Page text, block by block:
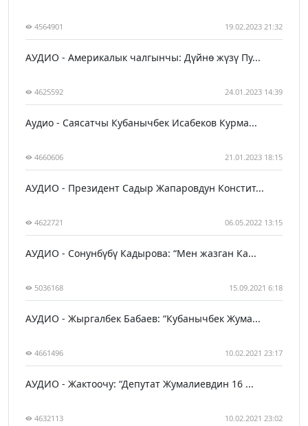
4564901 19.02.2023 21:32
АУДИО - Америкалык чалгынчы: Дүйнө жүзү Пу...
4625592 24.01.2023 14:39
Аудио - Саясатчы Кубанычбек Исабеков Курма...
4660606 21.01.2023 18:15
АУДИО - Президент Садыр Жапаровдун Констит...
4622721 06.05.2022 13:15
АУДИО - Сонунбүбү Кадырова: “Мен жазган Ка...
5036168 15.09.2021 6:18
АУДИО - Жыргалбек Бабаев: “Кубанычбек Жума...
4661496 10.02.2021 23:17
АУДИО - Жактоочу: “Депутат Жумалиевдин 16 ...
4632113 10.02.2021 23:02